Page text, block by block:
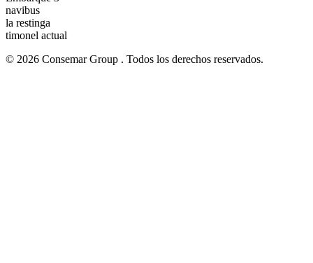
navibus
la restinga
timonel actual
© 2026 Consemar Group . Todos los derechos reservados.